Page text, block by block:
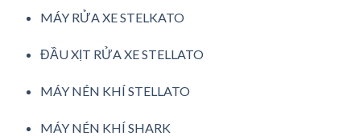
MÁY RỬA XE STELKATO
ĐẦU XỊT RỬA XE STELLATO
MÁY NÉN KHÍ STELLATO
MÁY NÉN KHÍ SHARK